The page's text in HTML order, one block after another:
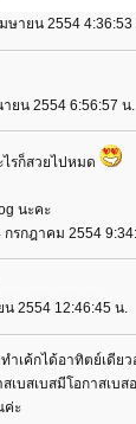
มษายน 2554 4:36:53
ยน 2554 6:56:57 น.
รก็สวยไปหมด
นะคะ
กรกฎาคม 2554
น 2554 12:46:45 น.
ทำเค้กได้อาทิตย์เดี
เบสเบสมีโอกาสเบ
ค่ะ